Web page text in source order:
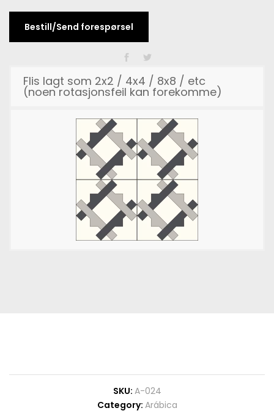
Bestill/Send forespørsel
Flis lagt som 2x2 / 4x4 / 8x8 / etc
(noen rotasjonsfeil kan forekomme)
SKU: A-024
Category: Arábica